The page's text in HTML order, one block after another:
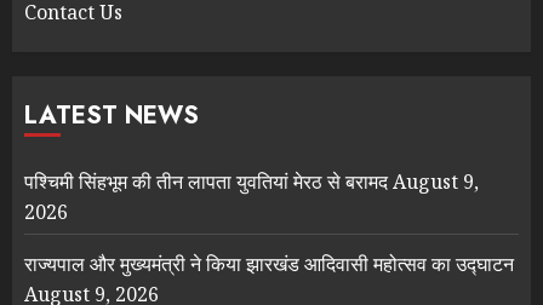
Contact Us
LATEST NEWS
पश्चिमी सिंहभूम की तीन लापता युवतियां मेरठ से बरामदAugust 9,
2026
राज्यपाल और मुख्यमंत्री ने किया झारखंड आदिवासी महोत्सव का उद्घाटन
August 9, 2026